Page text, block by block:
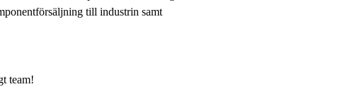
till industrin samt
team!